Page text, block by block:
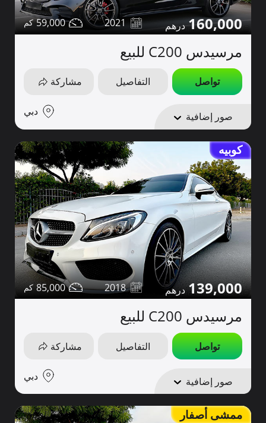
160,000
2021
59,000
مرسيدس C200 للبيع
تواصل التفاصيل مشاركة
صور إضافية دبي
كوبيه
139,000
2018
85,000
مرسيدس C200 للبيع
تواصل التفاصيل مشاركة
صور إضافية دبي
ممشى أصفار